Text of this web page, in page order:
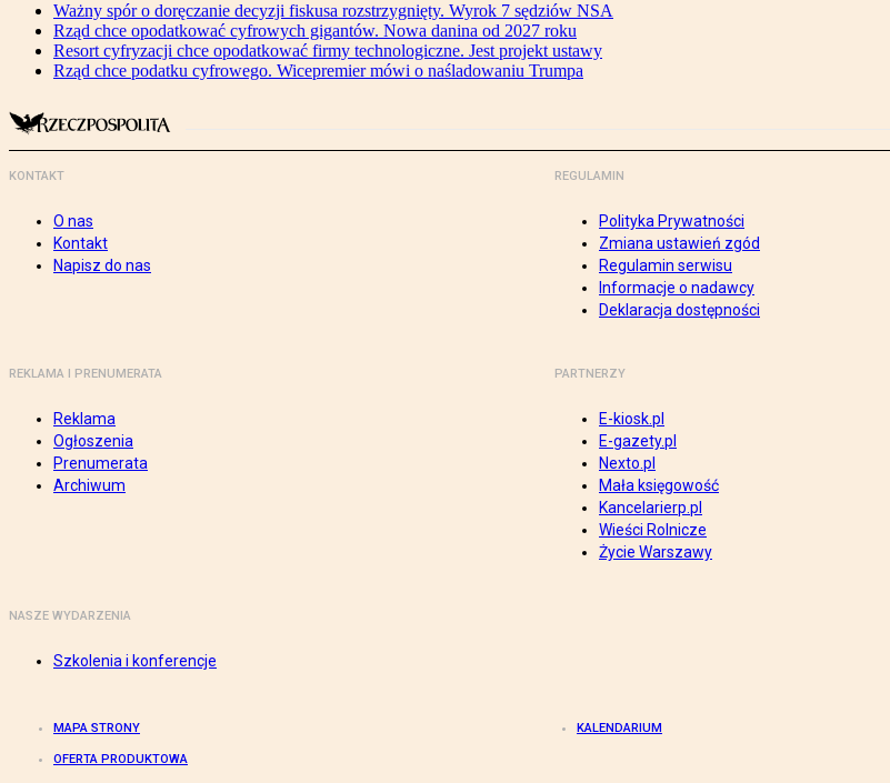
Ważny spór o doręczanie decyzji fiskusa rozstrzygnięty. Wyrok 7 sędziów NSA
Rząd chce opodatkować cyfrowych gigantów. Nowa danina od 2027 roku
Resort cyfryzacji chce opodatkować firmy technologiczne. Jest projekt ustawy
Rząd chce podatku cyfrowego. Wicepremier mówi o naśladowaniu Trumpa
KONTAKT
O nas
Kontakt
Napisz do nas
REGULAMIN
Polityka Prywatności
Zmiana ustawień zgód
Regulamin serwisu
Informacje o nadawcy
Deklaracja dostępności
REKLAMA I PRENUMERATA
Reklama
Ogłoszenia
Prenumerata
Archiwum
PARTNERZY
E-kiosk.pl
E-gazety.pl
Nexto.pl
Mała księgowość
Kancelarierp.pl
Wieści Rolnicze
Życie Warszawy
NASZE WYDARZENIA
Szkolenia i konferencje
MAPA STRONY KALENDARIUM
OFERTA PRODUKTOWA